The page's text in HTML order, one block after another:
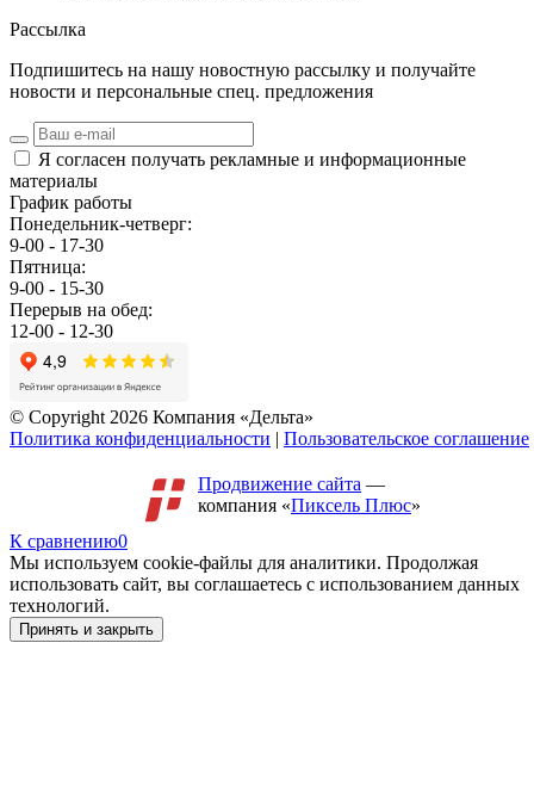
Рассылка
Подпишитесь на нашу новостную рассылку и получайте
новости и персональные спец. предложения
Я согласен получать рекламные и информационные
материалы
График работы
Понедельник-четверг:
9-00 - 17-30
Пятница:
9-00 - 15-30
Перерыв на обед:
12-00 - 12-30
© Copyright 2026 Компания «Дельта»
Политика конфиденциальности | Пользовательское соглашение
Продвижение сайта —
компания «Пиксель Плюс»
К сравнению0
Мы используем cookie-файлы для аналитики. Продолжая
использовать сайт, вы соглашаетесь с использованием данных
технологий.
Принять и закрыть